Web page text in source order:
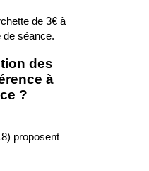
de 3€ à
de séance.
des
à
?
proposent